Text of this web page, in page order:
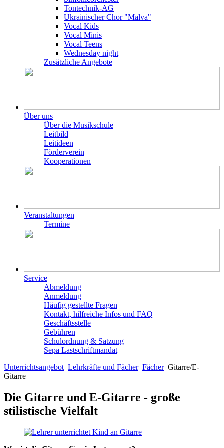
Tontechnik-AG
Ukrainischer Chor "Malva"
Vocal Kids
Vocal Minis
Vocal Teens
Wednesday night
Zusätzliche Angebote
Über uns
Über die Musikschule
Leitbild
Leitideen
Förderverein
Kooperationen
Veranstaltungen
Termine
Service
Abmeldung
Anmeldung
Häufig gestellte Fragen
Kontakt, hilfreiche Infos und FAQ
Geschäftsstelle
Gebühren
Schulordnung & Satzung
Sepa Lastschriftmandat
Unterrichtsangebot Lehrkräfte und Fächer FächerGitarre/E-
Gitarre
Die Gitarre und E-Gitarre - große
stilistische Vielfalt